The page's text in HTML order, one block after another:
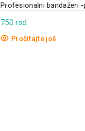
Profesionalni bandažeri -
750 rsd
Pročitajte još